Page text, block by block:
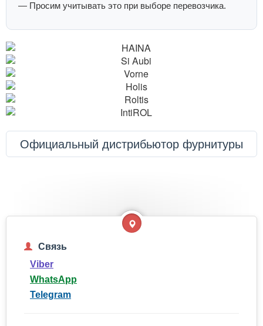
— Просим учитывать это при выборе перевозчика.
Официальный дистрибьютор фурнитуры
Связь
Viber
WhatsApp
Telegram